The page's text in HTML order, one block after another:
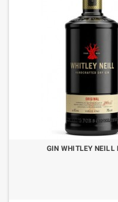
GIN WHITLEY NEILL